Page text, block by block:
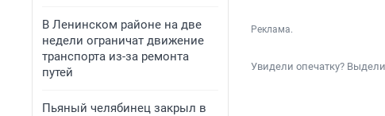
В Ленинском районе на две
недели ограничат движение
транспорта из-за ремонта
путей
Пьяный челябинец закрыл в
Реклама.
Увидели опечатку?